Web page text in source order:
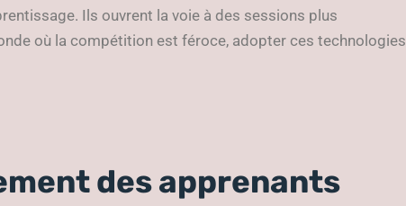
Ils ouvrent la voie à des sessions plus
où la compétition est féroce, adopter ces technologies
des apprenants